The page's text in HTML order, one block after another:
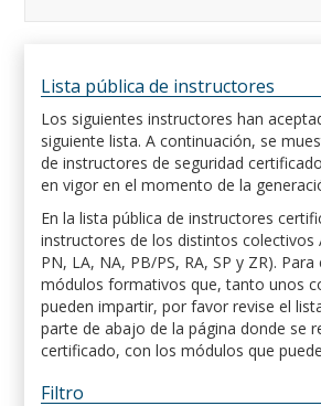
Lista pública de instructores
Los siguientes instructores han
siguiente lista. A continuación, se
de instructores de seguridad
en vigor en el momento de la
En la lista pública de instructores
instructores de los distintos colectivos
PN, LA, NA, PB/PS, RA, SP y ZR).
módulos formativos que, tanto unos
pueden impartir, por favor revise el
parte de abajo de la página donde se
certificado, con los módulos que
Filtro